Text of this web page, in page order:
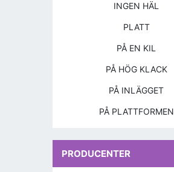
INGEN HÄL
PLATT
PÅ EN KIL
PÅ HÖG KLACK
PÅ INLÄGGET
PÅ PLATTFORMEN
PRODUCENTER